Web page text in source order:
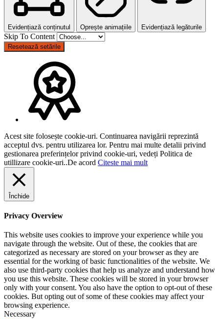
Evidențiază conținutul Oprește animațiile Evidențiază legăturile
Skip To Content
Resetează setările
Acest site folosește cookie-uri. Continuarea navigării reprezintă
acceptul dvs. pentru utilizarea lor. Pentru mai multe detalii privind
gestionarea preferințelor privind cookie-uri, vedeți Politica de
utillizare cookie-uri..De acord Citeste mai mult
Închide
Privacy Overview
This website uses cookies to improve your experience while you
navigate through the website. Out of these, the cookies that are
categorized as necessary are stored on your browser as they are
essential for the working of basic functionalities of the website. We
also use third-party cookies that help us analyze and understand how
you use this website. These cookies will be stored in your browser
only with your consent. You also have the option to opt-out of these
cookies. But opting out of some of these cookies may affect your
browsing experience.
Necessary